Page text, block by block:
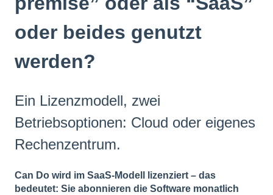
oder beides genutzt
werden?
Ein Lizenzmodell, zwei
Betriebsoptionen: Cloud oder eigenes
Rechenzentrum.
Can Do wird im SaaS-Modell lizenziert – das
bedeutet: Sie abonnieren die Software monatlich